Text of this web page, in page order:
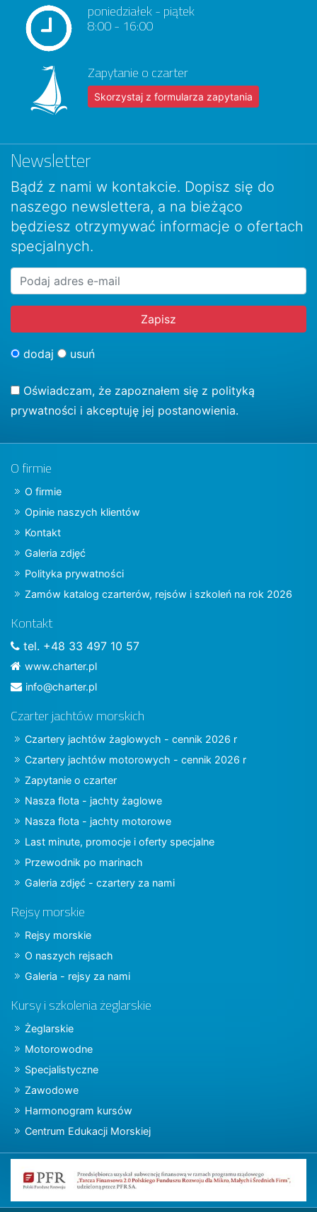
poniedziałek - piątek
8:00 - 16:00
Zapytanie o czarter
Skorzystaj z formularza zapytania
Newsletter
Bądź z nami w kontakcie. Dopisz się do
naszego newslettera, a na bieżąco
będziesz otrzymywać informacje o ofertach
specjalnych.
dodaj usuń
Oświadczam, że zapoznałem się z polityką
prywatności i akceptuję jej postanowienia.
O firmie
O firmie
Opinie naszych klientów
Kontakt
Galeria zdjęć
Polityka prywatności
Zamów katalog czarterów, rejsów i szkoleń na rok 2026
Kontakt
tel. +48 33 497 10 57
www.charter.pl
info@charter.pl
Czarter jachtów morskich
Czartery jachtów żaglowych - cennik 2026 r
Czartery jachtów motorowych - cennik 2026 r
Zapytanie o czarter
Nasza flota - jachty żaglowe
Nasza flota - jachty motorowe
Last minute, promocje i oferty specjalne
Przewodnik po marinach
Galeria zdjęć - czartery za nami
Rejsy morskie
Rejsy morskie
O naszych rejsach
Galeria - rejsy za nami
Kursy i szkolenia żeglarskie
Żeglarskie
Motorowodne
Specjalistyczne
Zawodowe
Harmonogram kursów
Centrum Edukacji Morskiej